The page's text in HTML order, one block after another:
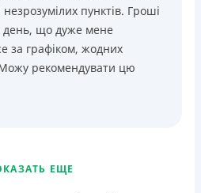
пунктів. Гроші
день, що дуже мене
за графіком, жодних
рекомендувати цю
ЕЩЕ